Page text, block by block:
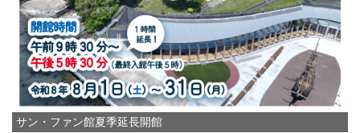
サン・ファン館夏季延長開館